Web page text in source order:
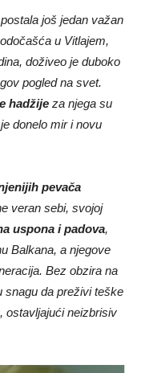
još jedan važan
u Vitlajem,
doživeo je duboko
pogled na svet.
hadžije za njega su
donelo mir i novu
pevača
veran sebi, svojoj
uspona i padova,
Balkana, a njegove
Bez obzira na
snagu da preživi teške
ostavljajući neizbrisiv